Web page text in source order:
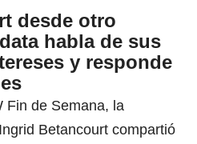
desde otro
habla de sus
y responde
Fin de Semana, la
Betancourt compartió